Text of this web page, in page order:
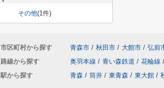
その他(1件)
市区町村から探す 青森市 / 秋田市 / 大館市 / 弘前
路線から探す
奥羽本線 / 青い森鉄道 / 花輪線 /
駅から探す
青森 / 筒井 / 東青森 / 東大館 /